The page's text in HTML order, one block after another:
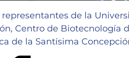
de la
Centro de Biotecnología
de la Santísima